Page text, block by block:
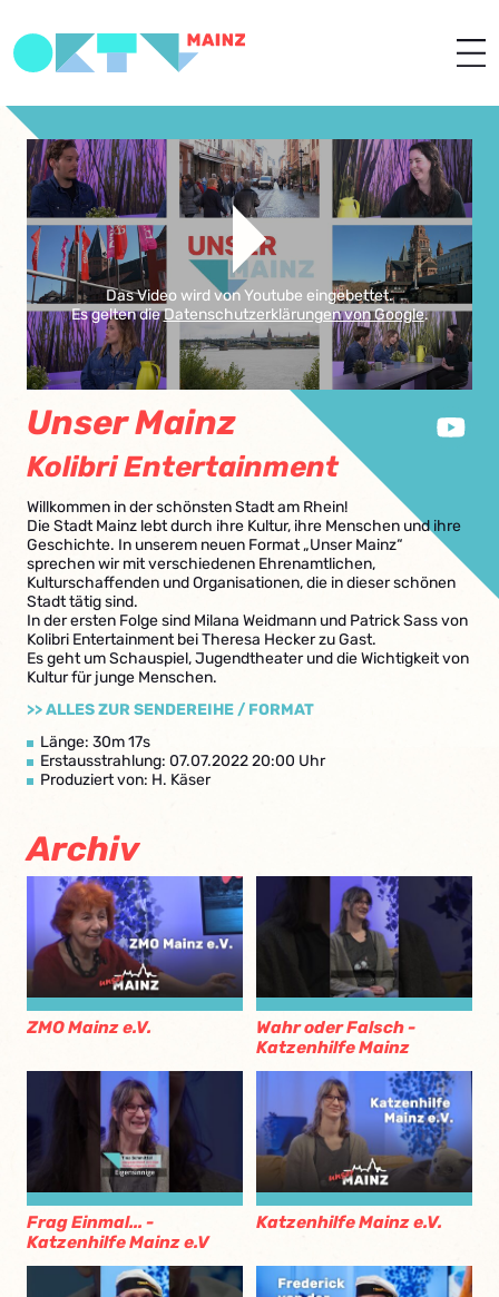
Das Video wird von Youtube eingebettet.
Es gelten dieDatenschutzerklärungen von Google.
Unser Mainz
Kolibri Entertainment
Willkommen in der schönsten Stadt am Rhein!
Die Stadt Mainz lebt durch ihre Kultur, ihre Menschen und ihre
Geschichte. In unserem neuen Format „Unser Mainz“
sprechen wir mit verschiedenen Ehrenamtlichen,
Kulturschaffenden und Organisationen, die in dieser schönen
Stadt tätig sind.
In der ersten Folge sind Milana Weidmann und Patrick Sass von
Kolibri Entertainment bei Theresa Hecker zu Gast.
Es geht um Schauspiel, Jugendtheater und die Wichtigkeit von
Kultur für junge Menschen.
>> ALLES ZUR SENDEREIHE / FORMAT
Länge: 30m 17s
Erstausstrahlung: 07.07.2022 20:00 Uhr
Produziert von: H. Käser
Archiv
ZMO Mainz e.V.
Wahr oder Falsch -
Katzenhilfe Mainz
Frag Einmal... -
Katzenhilfe Mainz e.V
Katzenhilfe Mainz e.V.